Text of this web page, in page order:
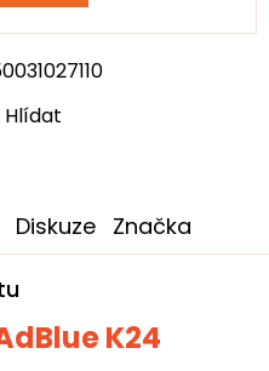
Hlídat
Diskuze Značka
K24